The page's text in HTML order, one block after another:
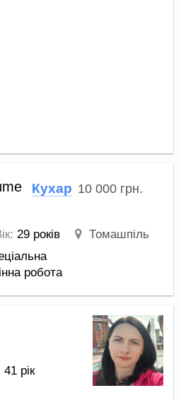
Кухар 10 000 грн.
29 років
Томашпіль
робота
41 рік